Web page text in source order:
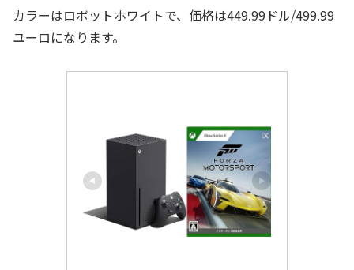
カラーはロボットホワイトで、価格は449.99ドル/499.99
ユーロになります。